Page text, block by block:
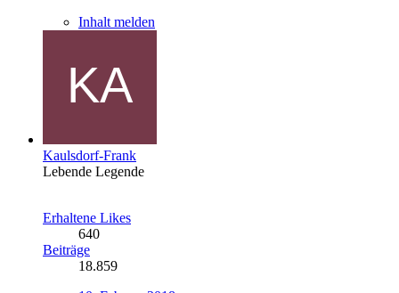
Inhalt melden
Kaulsdorf-Frank
Lebende Legende
Erhaltene Likes
640
Beiträge
18.859